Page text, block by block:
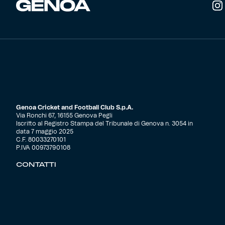
Robe di Kappa x Genoa
Accessori
Party
Genoa Cricket and Football Club S.p.A.
Via Ronchi 67, 16155 Genova Pegli
Iscritto al Registro Stampa del Tribunale di Genova n. 3054 in
data 7 maggio 2025
C.F. 80033270101
P.IVA 00973790108
CONTATTI